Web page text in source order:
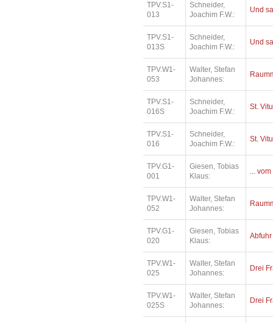
TPV.S1-
013
Schneider,
Joachim F.W.:
Und
TPV.S1-
013S
Schneider,
Joachim F.W.:
Und
TPV.W1-
053
Walter, Stefan
Johannes:
TPV.S1-
016S
Schneider,
Joachim F.W.:
St.
TPV.S1-
016
Schneider,
Joachim F.W.:
St.
TPV.G1-
001
Giesen, Tobias
Klaus:
...
TPV.W1-
052
Walter, Stefan
Johannes:
TPV.G1-
020
Giesen, Tobias
Klaus:
Abfuhr
TPV.W1-
025
Walter, Stefan
Johannes:
Drei
TPV.W1-
025S
Walter, Stefan
Johannes:
Drei